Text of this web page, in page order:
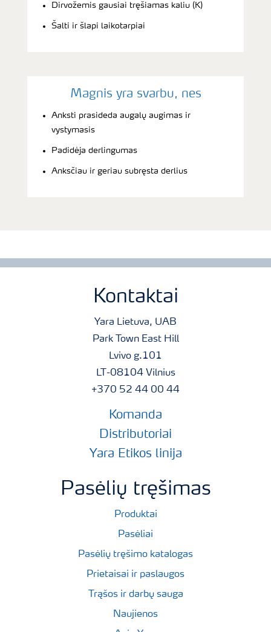
Dirvožemis gausiai tręšiamas kaliu (K)
Šalti ir šlapi laikotarpiai
Magnis yra svarbu, nes
Anksti prasideda augalų augimas ir
vystymasis
Padidėja derlingumas
Anksčiau ir geriau subręsta derlius
Kontaktai
Yara Lietuva, UAB
Park Town East Hill
Lvivo g.101
LT-08104 Vilnius
+370 52 44 00 44
Komanda
Distributoriai
Yara Etikos linija
Pasėlių tręšimas
Produktai
Pasėliai
Pasėlių tręšimo katalogas
Prietaisai ir paslaugos
Trąšos ir darbų sauga
Naujienos